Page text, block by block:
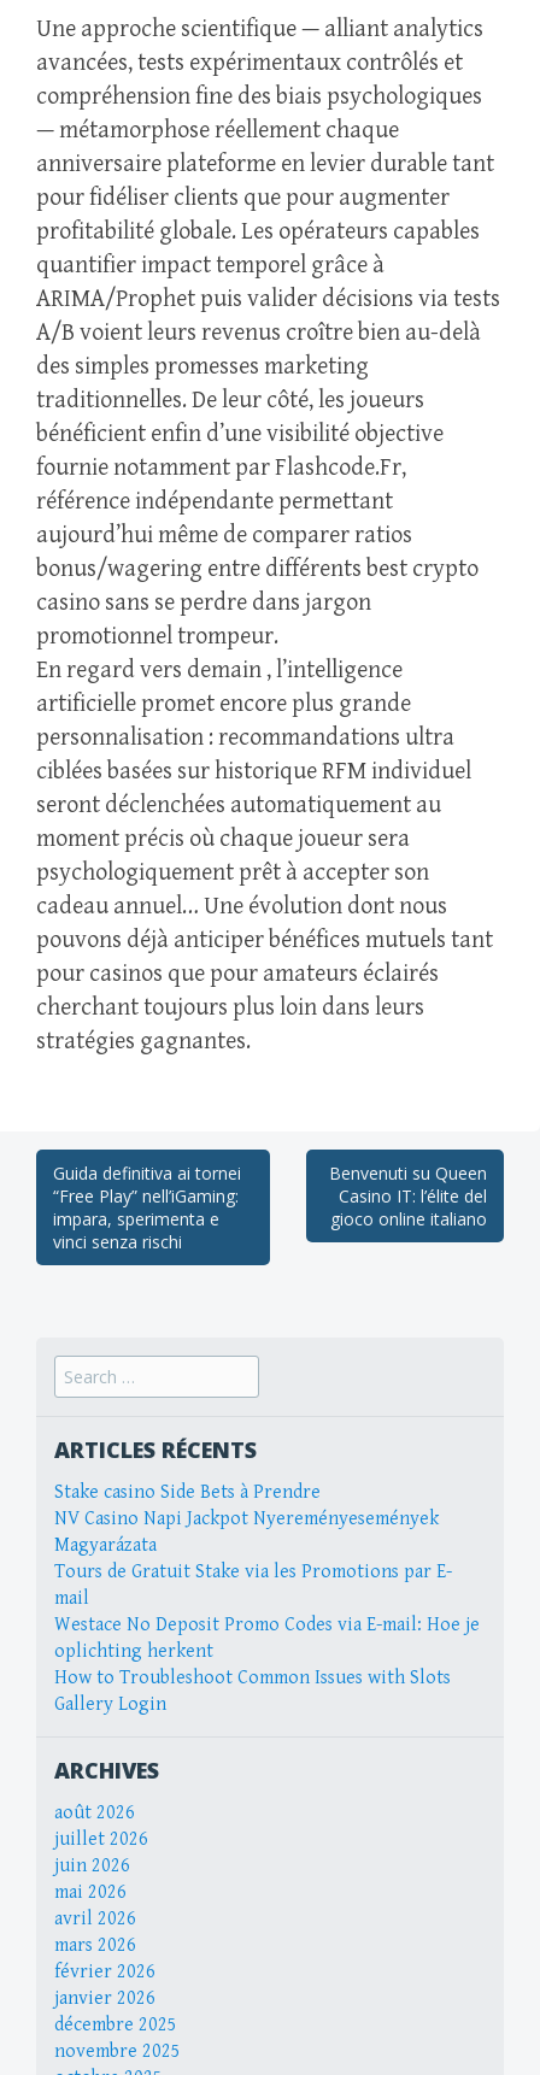
Une approche scientifique — alliant analytics
avancées, tests expérimentaux contrôlés et
compréhension fine des biais psychologiques
— métamorphose réellement chaque
anniversaire plateforme en levier durable tant
pour fidéliser clients que pour augmenter
profitabilité globale. Les opérateurs capables
quantifier impact temporel grâce à
ARIMA/Prophet puis valider décisions via tests
A/B voient leurs revenus croître bien au-delà
des simples promesses marketing
traditionnelles. De leur côté, les joueurs
bénéficient enfin d’une visibilité objective
fournie notamment par Flashcode.Fr,
référence indépendante permettant
aujourd’hui même de comparer ratios
bonus/wagering entre différents best crypto
casino sans se perdre dans jargon
promotionnel trompeur.
En regard vers demain , l’intelligence
artificielle promet encore plus grande
personnalisation : recommandations ultra
ciblées basées sur historique RFM individuel
seront déclenchées automatiquement au
moment précis où chaque joueur sera
psychologiquement prêt à accepter son
cadeau annuel… Une évolution dont nous
pouvons déjà anticiper bénéfices mutuels tant
pour casinos que pour amateurs éclairés
cherchant toujours plus loin dans leurs
stratégies gagnantes.​
Post
navigation
Guida definitiva ai tornei
“Free Play” nell’iGaming:
impara, sperimenta e
vinci senza rischi
Benvenuti su Queen
Casino IT: l’élite del
gioco online italiano
Search
for:
ARTICLES RÉCENTS
Stake casino Side Bets à Prendre
NV Casino Napi Jackpot Nyereményesemények
Magyarázata
Tours de Gratuit Stake via les Promotions par E-
mail
Westace No Deposit Promo Codes via E-mail: Hoe je
oplichting herkent
How to Troubleshoot Common Issues with Slots
Gallery Login
ARCHIVES
août 2026
juillet 2026
juin 2026
mai 2026
avril 2026
mars 2026
février 2026
janvier 2026
décembre 2025
novembre 2025